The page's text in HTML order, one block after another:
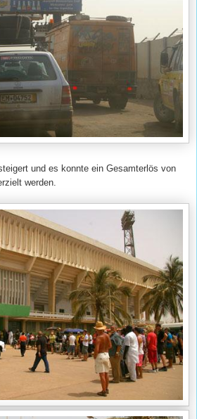
und es konnte ein Gesamterlös von
werden.